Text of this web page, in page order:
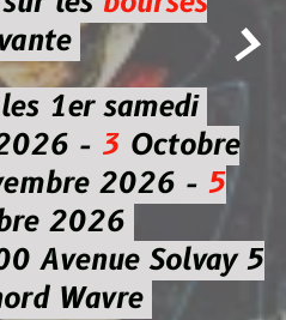

1er samedi
- 3Octobre
2026 - 5
2026
Avenue Solvay 5
Wavre